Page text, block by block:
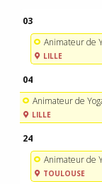
03
Animateur de
LILLE
04
Animateur de
LILLE
24
Animateur de
TOULOUSE